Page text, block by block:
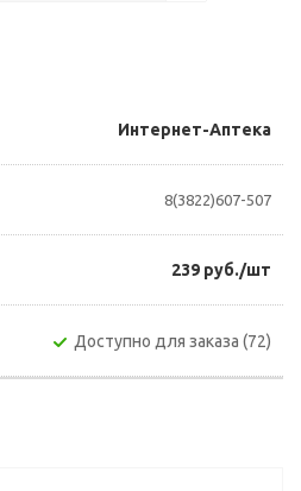
Интернет-Аптека
8(3822)607-507
239 руб./шт
Доступно для заказа (72)